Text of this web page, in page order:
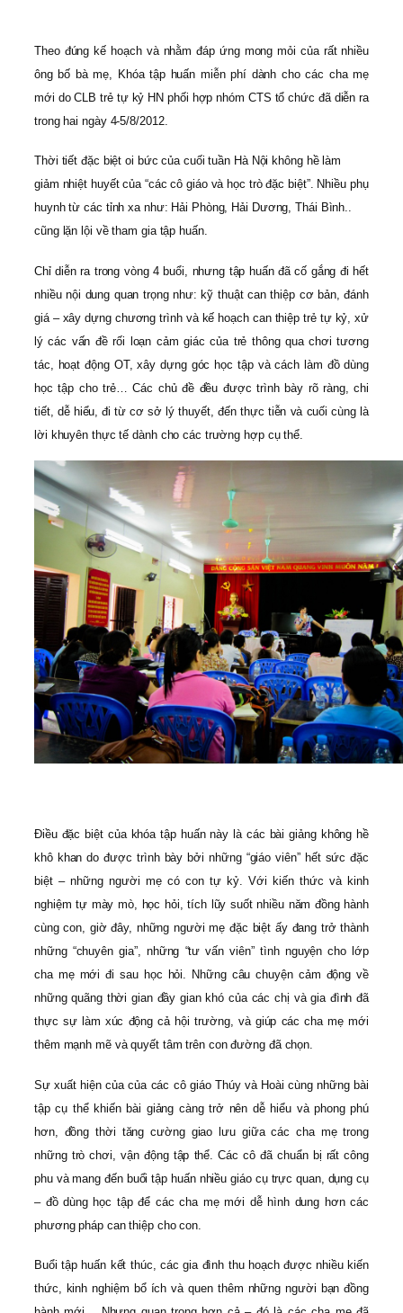
Theo đúng kế hoạch và nhằm đáp ứng mong mỏi của rất nhiều
ông bố bà mẹ, Khóa tập huấn miễn phí dành cho các cha mẹ
mới do CLB trẻ tự kỷ HN phối hợp nhóm CTS tổ chức đã diễn ra
trong hai ngày 4-5/8/2012.
Thời tiết đặc biệt oi bức của cuối tuần Hà Nội không hề làm
giảm nhiệt huyết của “các cô giáo và học trò đặc biệt”. Nhiều phụ
huynh từ các tỉnh xa như: Hải Phòng, Hải Dương, Thái Bình..
cũng lặn lội về tham gia tập huấn.
Chỉ diễn ra trong vòng 4 buổi, nhưng tập huấn đã cố gắng đi hết
nhiều nội dung quan trọng như: kỹ thuật can thiệp cơ bản, đánh
giá – xây dựng chương trình và kế hoạch can thiệp trẻ tự kỷ, xử
lý các vấn đề rối loạn cảm giác của trẻ thông qua chơi tương
tác, hoạt động OT, xây dựng góc học tập và cách làm đồ dùng
học tập cho trẻ… Các chủ đề đều được trình bày rõ ràng, chi
tiết, dễ hiểu, đi từ cơ sở lý thuyết, đến thực tiễn và cuối cùng là
lời khuyên thực tế dành cho các trường hợp cụ thể.
Điều đặc biệt của khóa tập huấn này là các bài giảng không hề
khô khan do được trình bày bởi những “giáo viên” hết sức đặc
biệt – những người mẹ có con tự kỷ. Với kiến thức và kinh
nghiệm tự mày mò, học hỏi, tích lũy suốt nhiều năm đồng hành
cùng con, giờ đây, những người mẹ đặc biệt ấy đang trở thành
những “chuyên gia”, những “tư vấn viên” tình nguyện cho lớp
cha mẹ mới đi sau học hỏi. Những câu chuyện cảm động về
những quãng thời gian đầy gian khó của các chị và gia đình đã
thực sự làm xúc động cả hội trường, và giúp các cha mẹ mới
thêm mạnh mẽ và quyết tâm trên con đường đã chọn.
Sự xuất hiện của của các cô giáo Thúy và Hoài cùng những bài
tập cụ thể khiến bài giảng càng trở nên dễ hiểu và phong phú
hơn, đồng thời tăng cường giao lưu giữa các cha mẹ trong
những trò chơi, vận động tập thể. Các cô đã chuẩn bị rất công
phu và mang đến buổi tập huấn nhiều giáo cụ trực quan, dụng cụ
– đồ dùng học tập để các cha mẹ mới dễ hình dung hơn các
phương pháp can thiệp cho con.
Buổi tập huấn kết thúc, các gia đình thu hoạch được nhiều kiến
thức, kinh nghiệm bổ ích và quen thêm những người bạn đồng